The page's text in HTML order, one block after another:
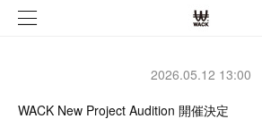
2026.05.12 13:00
WACK New Project Audition 開催決定